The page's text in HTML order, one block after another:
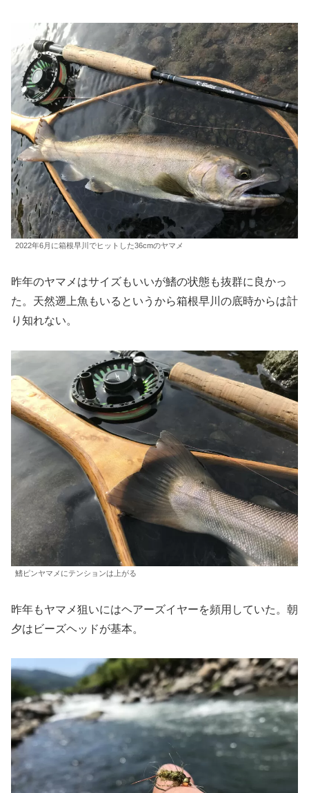
2022年6月に箱根早川でヒットした36cmのヤマメ
昨年のヤマメはサイズもいいが鰭の状態も抜群に良かっ
た。天然遡上魚もいるというから箱根早川の底時からは計
り知れない。
鰭ピンヤマメにテンションは上がる
昨年もヤマメ狙いにはヘアーズイヤーを頻用していた。朝
夕はビーズヘッドが基本。